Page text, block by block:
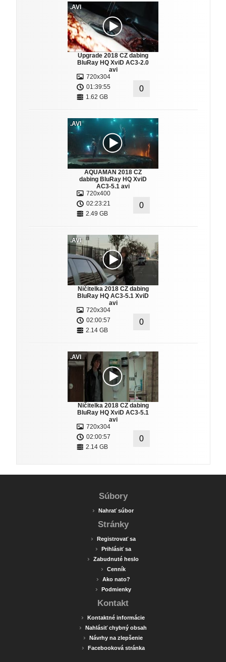
.AVI
Upgrade 2018 CZ dabing
BluRay HQ XviD AC3-2.0
avi
720x304
01:39:55
1.62 GB
0
.AVI
AQUAMAN 2018 CZ
dabing BluRay HQ XviD
AC3-5.1 avi
720x400
02:23:21
2.49 GB
0
.AVI
Ničitelka 2018 CZ dabing
BluRay HQ AC3-5.1 XviD
avi
720x304
02:00:57
2.14 GB
0
.AVI
Ničitelka 2018 CZ dabing
BluRay HQ XviD AC3-5.1
avi
720x304
02:00:57
2.14 GB
0
Súbory
› Nahrať súbor
Stránky
› Registrovať sa
› Prihlásiť sa
› Zabudnuté heslo
› Cenník
› Ako nato?
› Podmienky
Kontakt
› Kontaktné informácie
› Nahlásiť chybný obsah
› Návrhy na zlepšenie
› Facebooková stránka